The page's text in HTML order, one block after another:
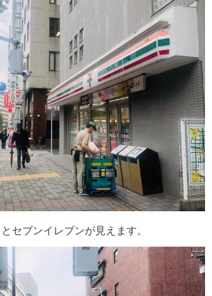
セブンイレブンが見えます。